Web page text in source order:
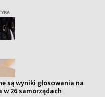
są wyniki głosowania na
w 26 samorządach